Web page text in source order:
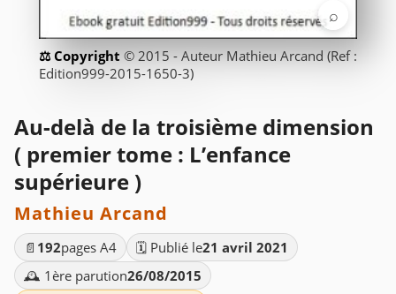
⌕
© 2015 - Auteur Mathieu Arcand (Ref :
Edition999-2015-1650-3)
Au-delà de la troisième dimension
( premier tome : L’enfance
supérieure )
Mathieu Arcand
📄 192pages A4 🗓️ Publié le21 avril 2021
🕰️ 1ère parution26/08/2015